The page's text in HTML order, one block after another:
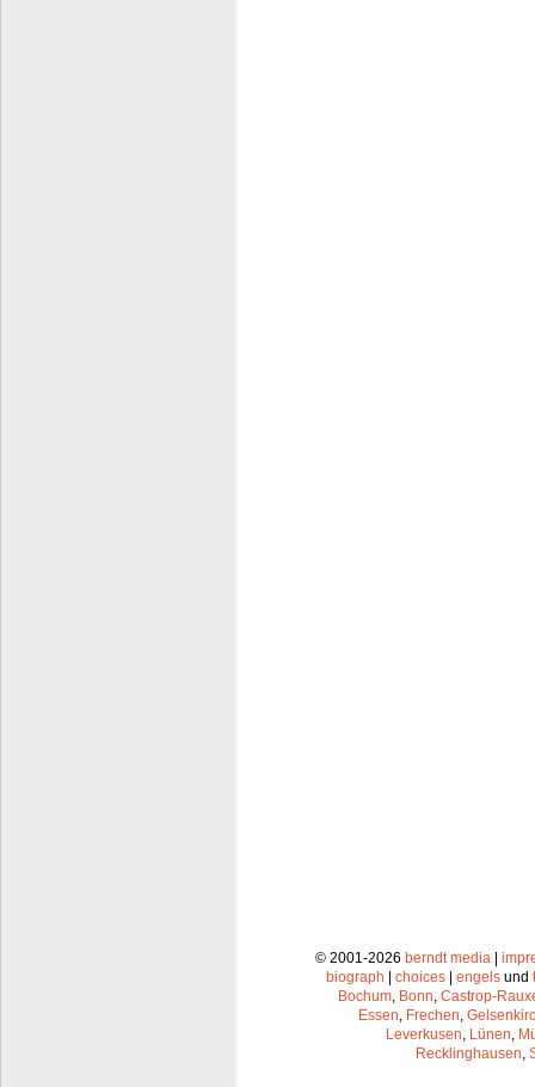
© 2001-2026 berndt media |
biograph | choices | engels und
Bochum Bonn Castrop-
Essen Frechen
Leverkusen Lünen
Recklinghausen